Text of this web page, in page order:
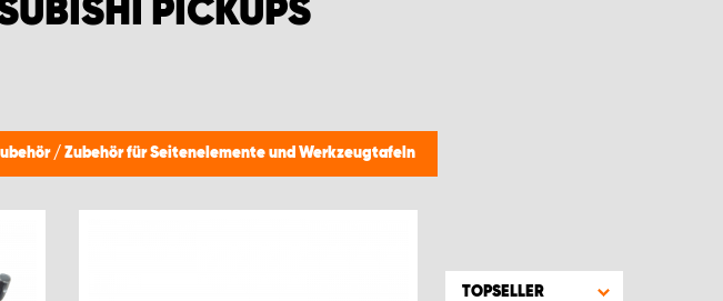
PICKUPS
/ Zubehör für Seitenelemente und Werkzeugtafeln
TOPSELLER